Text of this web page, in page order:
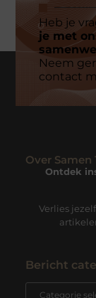
Heb je
je met
Neem
contact
Over Samen
Ontdek
Verlies
Bericht